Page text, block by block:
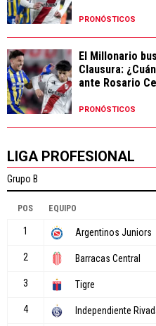
PRONÓSTICOS
El Millonario
Clausura:
ante Rosario
PRONÓSTICOS
LIGA PROFESIONAL